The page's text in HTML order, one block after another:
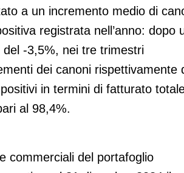
a un incremento medio di
registrata nell’anno: dopo
-3,5%, nei tre trimestri
dei canoni rispettivamente
in termini di fatturato
al 98,4%.
commerciali del portafoglio